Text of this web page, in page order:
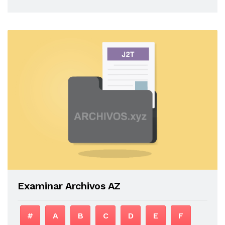
Examinar Archivos AZ
# A B C D E F